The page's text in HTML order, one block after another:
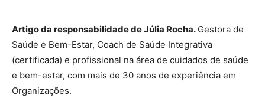
Artigo da responsabilidade de Júlia Rocha. Gestora de
Saúde e Bem-Estar, Coach de Saúde Integrativa
(certificada) e profissional na área de cuidados de saúde
e bem-estar, com mais de 30 anos de experiência em
Organizações.